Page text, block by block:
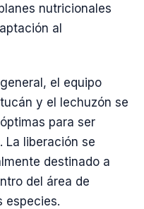
nutricionales
al
el equipo
y el lechuzón se
para ser
La liberación se
destinado a
del área de
especies.